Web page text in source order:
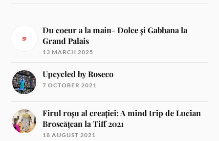
Du coeur a la main- Dolce și Gabbana la
Grand Palais
13 MARCH 2025
Upcycled by Roseco
7 OCTOBER 2021
Firul roșu al creației: A mind trip de Lucian
Broscățean la Tiff 2021
18 AUGUST 2021